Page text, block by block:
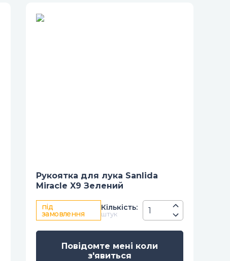
Рукоятка для лука Sanlida
Miracle X9 Зелений
під
замовлення
Кiлькiсть:
штук
Повідомте мені коли
з'явиться